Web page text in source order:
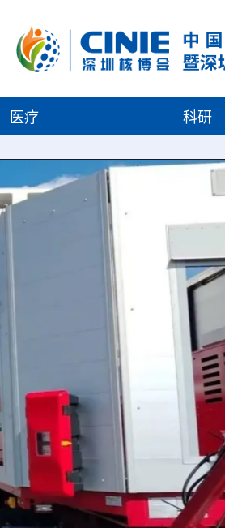
医疗 科研